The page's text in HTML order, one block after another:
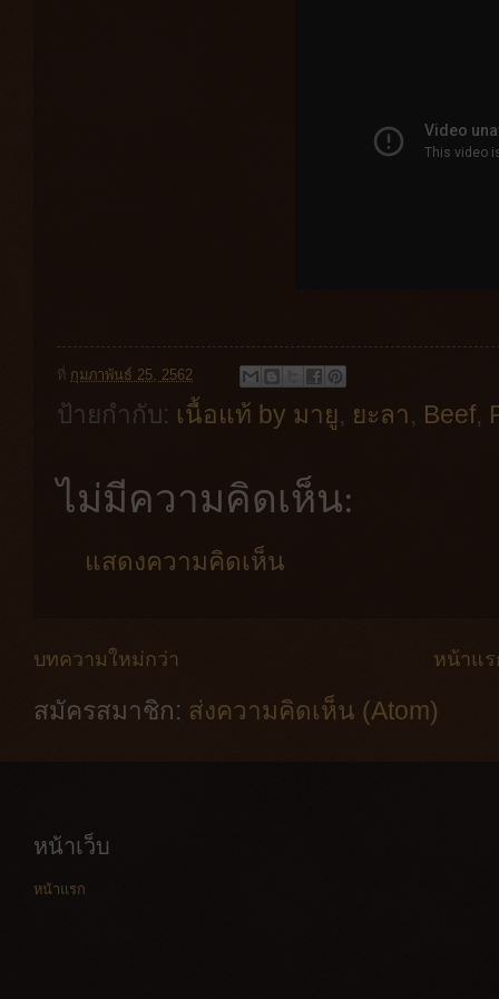
ที่ กุมภาพันธ์ 25, 2562
ป้ายกำกับ: เนื้อแท้ by มายู, ยะลา, Beef,
ไม่มีความคิดเห็น:
แสดงความคิดเห็น
บทความใหม่กว่า หน้าแร
สมัครสมาชิก: ส่งความคิดเห็น (Atom)
หน้าเว็บ
หน้าแรก